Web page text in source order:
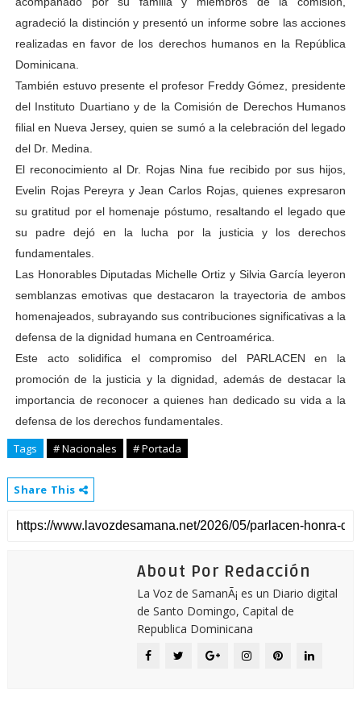
agradeció la distinción y presentó un informe sobre las acciones
realizadas en favor de los derechos humanos en la República
Dominicana.
También estuvo presente el profesor Freddy Gómez, presidente
del Instituto Duartiano y de la Comisión de Derechos Humanos
filial en Nueva Jersey, quien se sumó a la celebración del legado
del Dr. Medina.
El reconocimiento al Dr. Rojas Nina fue recibido por sus hijos,
Evelin Rojas Pereyra y Jean Carlos Rojas, quienes expresaron
su gratitud por el homenaje póstumo, resaltando el legado que
su padre dejó en la lucha por la justicia y los derechos
fundamentales.
Las Honorables Diputadas Michelle Ortiz y Silvia García leyeron
semblanzas emotivas que destacaron la trayectoria de ambos
homenajeados, subrayando sus contribuciones significativas a la
defensa de la dignidad humana en Centroamérica.
Este acto solidifica el compromiso del PARLACEN en la
promoción de la justicia y la dignidad, además de destacar la
importancia de reconocer a quienes han dedicado su vida a la
defensa de los derechos fundamentales.
Tags # Nacionales # Portada
Share This
About Por Redacción
La Voz de SamanÃ¡ es un Diario digital
de Santo Domingo, Capital de
Republica Dominicana